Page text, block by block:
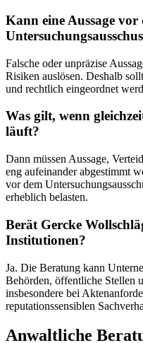
Kann eine Aussage vor
Falsche oder unpräzise
Risiken auslösen. Deshalb
und rechtlich eingeordnet
Was gilt, wenn
läuft?
Dann müssen Aussage,
eng aufeinander abgestimmt
vor dem
erheblich belasten.
Berät Gercke
Institutionen?
Ja. Die Beratung kann
Behörden, öffentliche Stellen
insbesondere bei
reputationssensiblen
Anwaltliche